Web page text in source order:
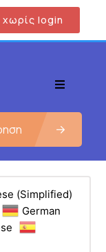
χωρίς login
(Simplified)
German